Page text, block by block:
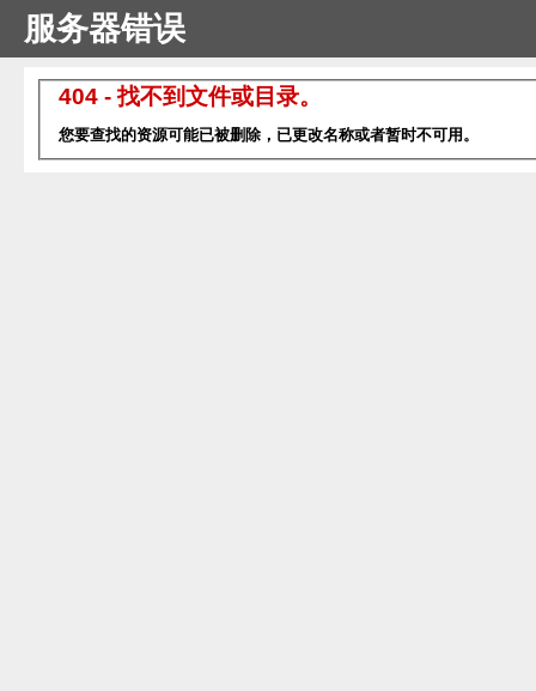
服务器错误
404 - 找不到文件或目录。
您要查找的资源可能已被删除，已更改名称或者暂时不可用。